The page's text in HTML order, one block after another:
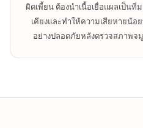
ผิดเพี้ยน ต้องนำเนื้อเยื่อแผลเป็นที่
เคียงและทำให้ความเสียหายน้อ
อย่างปลอดภัยหลังตรวจสภาพจ